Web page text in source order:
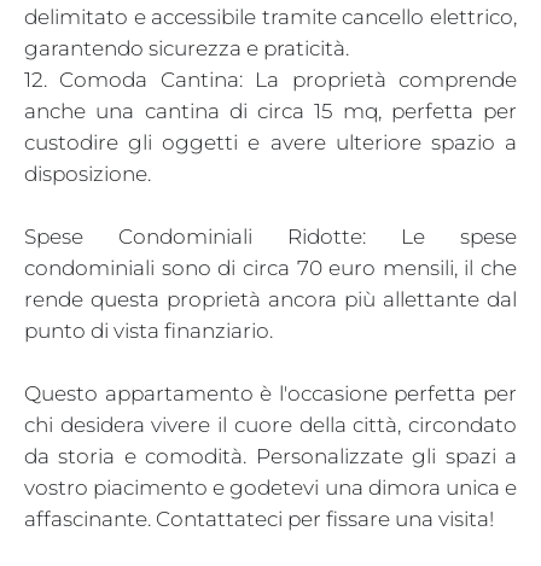
delimitato e accessibile tramite cancello elettrico,
garantendo sicurezza e praticità.
12. Comoda Cantina: La proprietà comprende
anche una cantina di circa 15 mq, perfetta per
custodire gli oggetti e avere ulteriore spazio a
disposizione.
Spese Condominiali Ridotte: Le spese
condominiali sono di circa 70 euro mensili, il che
rende questa proprietà ancora più allettante dal
punto di vista finanziario.
Questo appartamento è l'occasione perfetta per
chi desidera vivere il cuore della città, circondato
da storia e comodità. Personalizzate gli spazi a
vostro piacimento e godetevi una dimora unica e
affascinante. Contattateci per fissare una visita!